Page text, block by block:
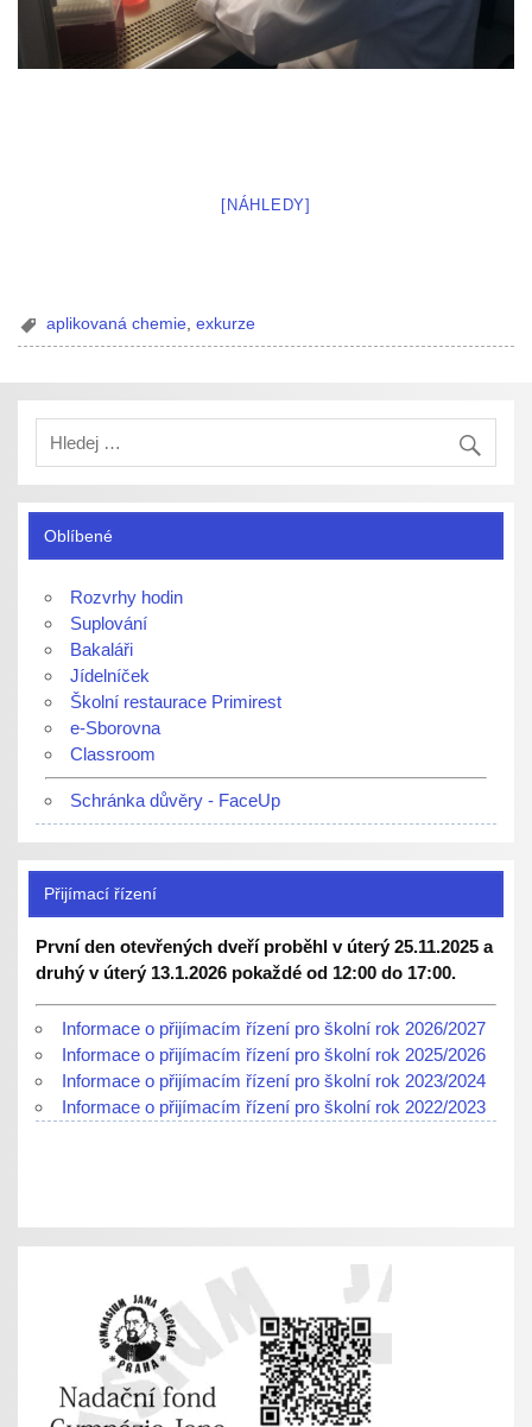
[NÁHLEDY]
aplikovaná chemie ,exkurze
Oblíbené
Rozvrhy hodin
Suplování
Bakaláři
Jídelníček
Školní restaurace Primirest
e-Sborovna
Classroom
Schránka důvěry - FaceUp
Přijímací řízení
První den otevřených dveří proběhl v úterý 25.11.2025 a
druhý v úterý 13.1.2026 pokaždé od 12:00 do 17:00.
Informace o přijímacím řízení pro školní rok 2026/2027
Informace o přijímacím řízení pro školní rok 2025/2026
Informace o přijímacím řízení pro školní rok 2023/2024
Informace o přijímacím řízení pro školní rok 2022/2023